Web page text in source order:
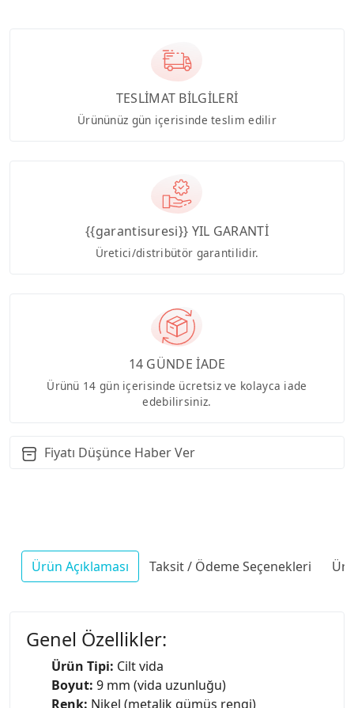
TESLİMAT BİLGİLERİ
Ürününüz gün içerisinde teslim edilir
{{garantisuresi}} YIL GARANTİ
Üretici/distribütör garantilidir.
14 GÜNDE İADE
Ürünü 14 gün içerisinde ücretsiz ve kolayca iade
edebilirsiniz.
Fiyatı Düşünce Haber Ver
Ürün Açıklaması Taksit / Ödeme Seçenekleri
Genel Özellikler:
Ürün Tipi: Cilt vida
Boyut: 9 mm (vida uzunluğu)
Renk: Nikel (metalik gümüş rengi)